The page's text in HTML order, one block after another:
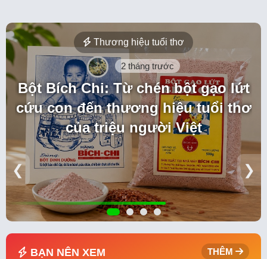
Thương hiệu tuổi thơ
2 tháng trước
Bột Bích Chi: Từ chén bột gạo lứt
cứu con đến thương hiệu tuổi thơ
của triệu người Việt
❮ ❯
BẠN NÊN XEM THÊM